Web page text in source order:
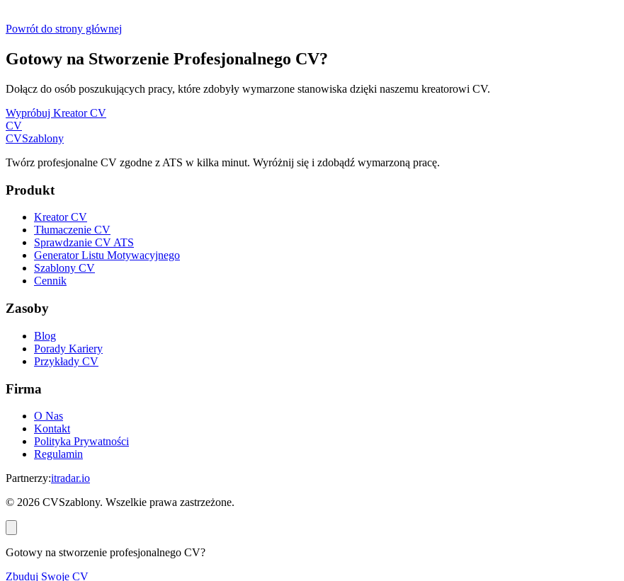
Powrót do strony głównej
Gotowy na Stworzenie Profesjonalnego CV?
Dołącz do osób poszukujących pracy, które zdobyły wymarzone stanowiska dzięki naszemu kreatorowi CV.
Wypróbuj Kreator CV
CV
CVSzablony
Twórz profesjonalne CV zgodne z ATS w kilka minut. Wyróżnij się i zdobądź wymarzoną pracę.
Produkt
Kreator CV
Tłumaczenie CV
Sprawdzanie CV ATS
Generator Listu Motywacyjnego
Szablony CV
Cennik
Zasoby
Blog
Porady Kariery
Przykłady CV
Firma
O Nas
Kontakt
Polityka Prywatności
Regulamin
Partnerzy:itradar.io
© 2026 CVSzablony. Wszelkie prawa zastrzeżone.
Gotowy na stworzenie profesjonalnego CV?
Zbuduj Swoje CV